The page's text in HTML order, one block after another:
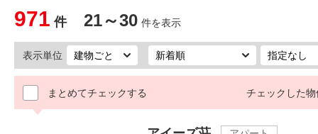
971 件 21～30 件を表示
表示単位
まとめてチェックする チェックした物